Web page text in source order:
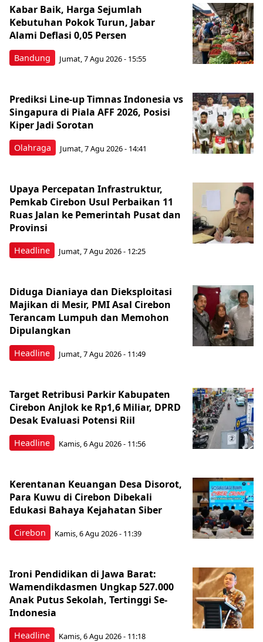
Bandung
Kabar Baik, Harga Sejumlah
Kebutuhan Pokok Turun, Jabar
Alami Deflasi 0,05 Persen
Jumat, 7 Agu 2026 - 15:55
Olahraga
Prediksi Line-up Timnas Indonesia vs
Singapura di Piala AFF 2026, Posisi
Kiper Jadi Sorotan
Jumat, 7 Agu 2026 - 14:41
Headline
Upaya Percepatan Infrastruktur,
Pemkab Cirebon Usul Perbaikan 11
Ruas Jalan ke Pemerintah Pusat dan
Provinsi
Jumat, 7 Agu 2026 - 12:25
Headline
Diduga Dianiaya dan Dieksploitasi
Majikan di Mesir, PMI Asal Cirebon
Terancam Lumpuh dan Memohon
Dipulangkan
Jumat, 7 Agu 2026 - 11:49
Headline
Target Retribusi Parkir Kabupaten
Cirebon Anjlok ke Rp1,6 Miliar, DPRD
Desak Evaluasi Potensi Riil
Kamis, 6 Agu 2026 - 11:56
Cirebon
Kerentanan Keuangan Desa Disorot,
Para Kuwu di Cirebon Dibekali
Edukasi Bahaya Kejahatan Siber
Kamis, 6 Agu 2026 - 11:39
Headline
Ironi Pendidikan di Jawa Barat:
Wamendikdasmen Ungkap 527.000
Anak Putus Sekolah, Tertinggi Se-
Indonesia
Kamis, 6 Agu 2026 - 11:18